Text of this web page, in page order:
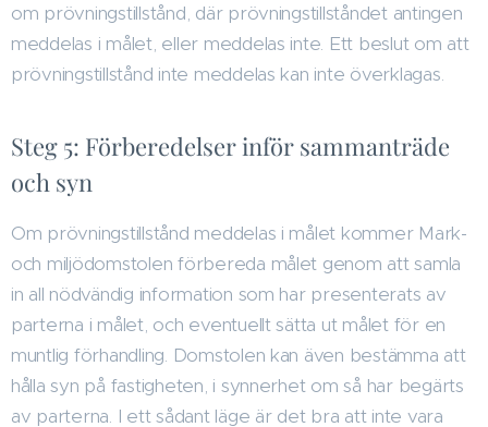
om prövningstillstånd, där prövningstillståndet antingen
meddelas i målet, eller meddelas inte. Ett beslut om att
prövningstillstånd inte meddelas kan inte överklagas.
Steg 5: Förberedelser inför sammanträde
och syn
Om prövningstillstånd meddelas i målet kommer Mark-
och miljödomstolen förbereda målet genom att samla
in all nödvändig information som har presenterats av
parterna i målet, och eventuellt sätta ut målet för en
muntlig förhandling. Domstolen kan även bestämma att
hålla syn på fastigheten, i synnerhet om så har begärts
av parterna. I ett sådant läge är det bra att inte vara